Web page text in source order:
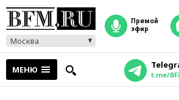
Москва
прямой
эфир
МЕНЮ t.me/